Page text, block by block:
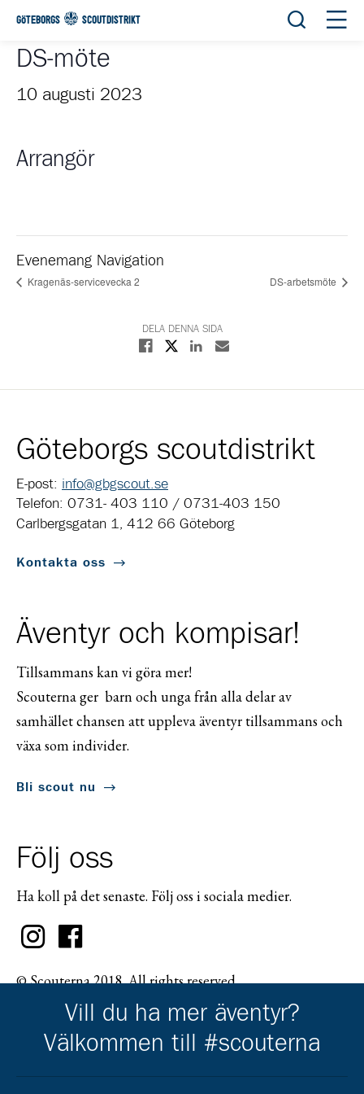
GÖTEBORGS SCOUTDISTRIKT Öppna
DS-möte
10 augusti 2023
Arrangör
Evenemang Navigation
Kragenäs-servicevecka 2 DS-arbetsmöte
DELA DENNA SIDA
Dela på Facebook
Dela på XDela på Linkedin
Dela med E-post
Göteborgs scoutdistrikt
E-post: info@gbgscout.se
Telefon: 0731- 403 110 / 0731-403 150
Carlbergsgatan 1, 412 66 Göteborg
Kontakta oss
Äventyr och kompisar!
Tillsammans kan vi göra mer!
Scouterna ger barn och unga från alla delar av
samhället chansen att uppleva äventyr tillsammans och
växa som individer.
Bli scout nu
Följ oss
Ha koll på det senaste. Följ oss i sociala medier.
© Scouterna 2018. All rights reserved.
Vill du ha mer äventyr?
Välkommen till #scouterna